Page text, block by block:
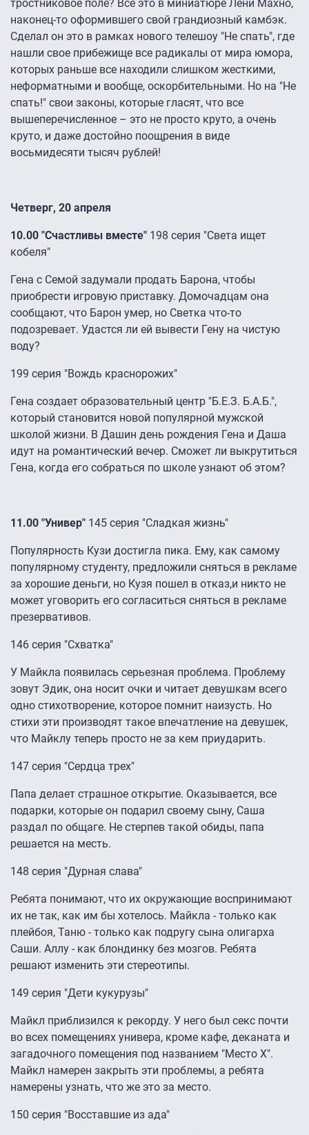
тростниковое поле? Все это в миниатюре Лени Махно,
наконец-то оформившего свой грандиозный камбэк.
Сделал он это в рамках нового телешоу "Не спать", где
нашли свое прибежище все радикалы от мира юмора,
которых раньше все находили слишком жесткими,
неформатными и вообще, оскорбительными. Но на "Не
спать!" свои законы, которые гласят, что все
вышеперечисленное – это не просто круто, а очень
круто, и даже достойно поощрения в виде
восьмидесяти тысяч рублей!
Четверг, 20 апреля
10.00 "Счастливы вместе" 198 серия "Света ищет
кобеля"
Гена с Семой задумали продать Барона, чтобы
приобрести игровую приставку. Домочадцам она
сообщают, что Барон умер, но Светка что-то
подозревает. Удастся ли ей вывести Гену на чистую
воду?
199 серия "Вождь краснорожих"
Гена создает образовательный центр "Б.Е.З. Б.А.Б.",
который становится новой популярной мужской
школой жизни. В Дашин день рождения Гена и Даша
идут на романтический вечер. Сможет ли выкрутиться
Гена, когда его собраться по школе узнают об этом?
11.00 "Универ" 145 серия "Сладкая жизнь"
Популярность Кузи достигла пика. Ему, как самому
популярному студенту, предложили сняться в рекламе
за хорошие деньги, но Кузя пошел в отказ,и никто не
может уговорить его согласиться сняться в рекламе
презервативов.
146 серия "Схватка"
У Майкла появилась серьезная проблема. Проблему
зовут Эдик, она носит очки и читает девушкам всего
одно стихотворение, которое помнит наизусть. Но
стихи эти производят такое впечатление на девушек,
что Майклу теперь просто не за кем приударить.
147 серия "Сердца трех"
Папа делает страшное открытие. Оказывается, все
подарки, которые он подарил своему сыну, Саша
раздал по общаге. Не стерпев такой обиды, папа
решается на месть.
148 серия "Дурная слава"
Ребята понимают, что их окружающие воспринимают
их не так, как им бы хотелось. Майкла - только как
плейбоя, Таню - только как подругу сына олигарха
Саши. Аллу - как блондинку без мозгов. Ребята
решают изменить эти стереотипы.
149 серия "Дети кукурузы"
Майкл приблизился к рекорду. У него был секс почти
во всех помещениях универа, кроме кафе, деканата и
загадочного помещения под названием "Место Х".
Майкл намерен закрыть эти проблемы, а ребята
намерены узнать, что же это за место.
150 серия "Восставшие из ада"